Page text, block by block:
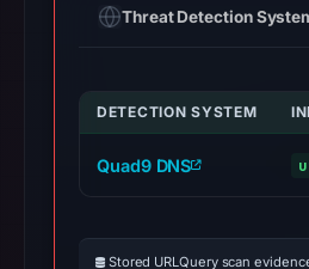
Threat Detection
DETECTION SYSTEM
Quad9 DNS
Stored URLQuery scan